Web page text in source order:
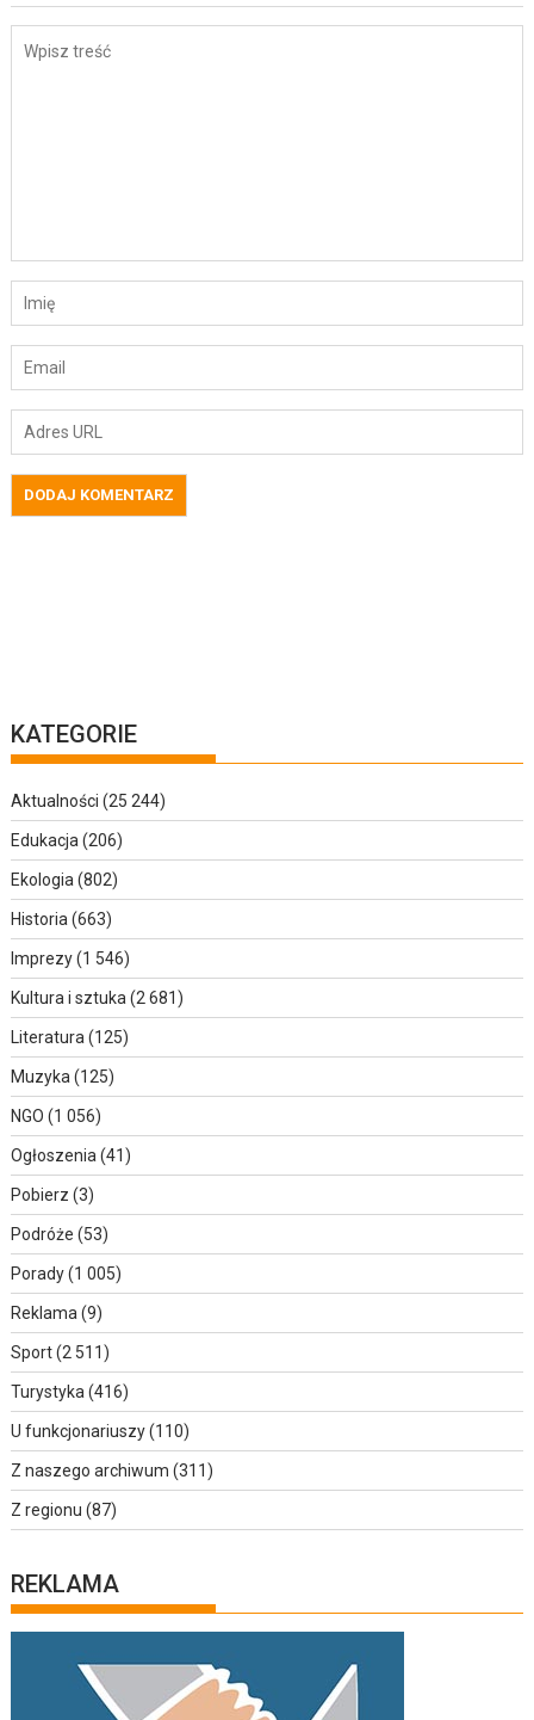
KATEGORIE
Aktualności (25 244)
Edukacja (206)
Ekologia (802)
Historia (663)
Imprezy(1 546)
Kultura i sztuka (2 681)
Literatura (125)
Muzyka (125)
NGO (1 056)
Ogłoszenia (41)
Pobierz (3)
Podróże (53)
Porady(1 005)
Reklama (9)
Sport(2 511)
Turystyka (416)
U funkcjonariuszy(110)
Z naszego archiwum (311)
Z regionu (87)
REKLAMA